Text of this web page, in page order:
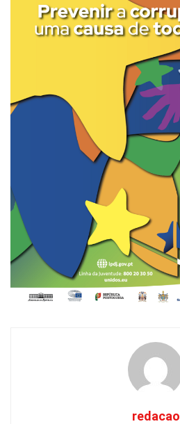
redacao